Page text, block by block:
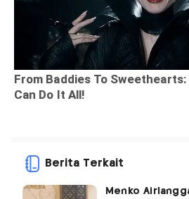
Berita Terkait
Menko